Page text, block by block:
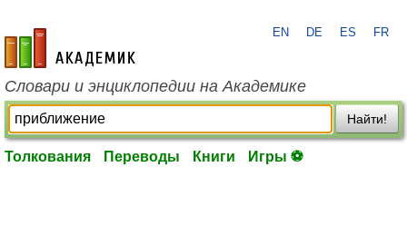
academic.ru
EN DE ES FR
Словари и энциклопедии на Академике
Найти!
Толкования Переводы Книги Игры ⚽